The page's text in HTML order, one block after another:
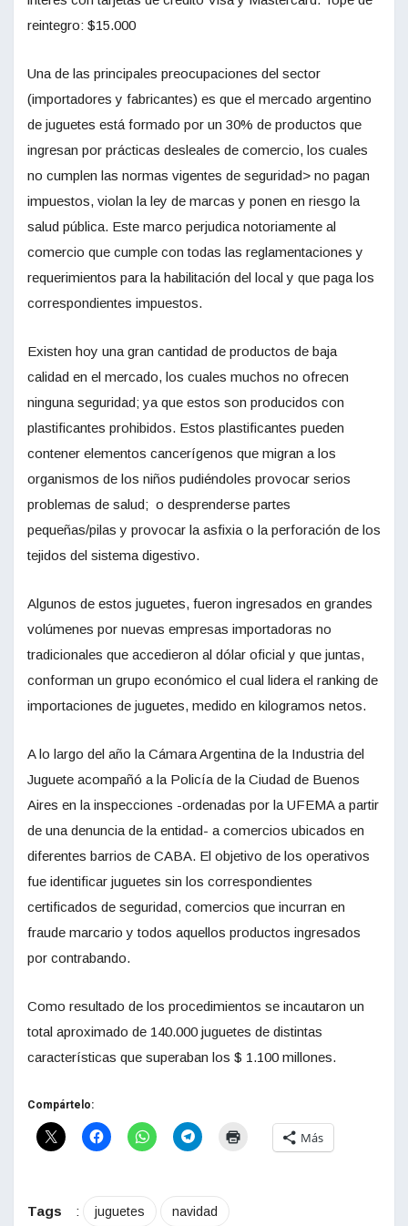
reintegro: $15.000
Una de las principales preocupaciones del sector
(importadores y fabricantes) es que el mercado argentino
de juguetes está formado por un 30% de productos que
ingresan por prácticas desleales de comercio, los cuales
no cumplen las normas vigentes de seguridad> no pagan
impuestos, violan la ley de marcas y ponen en riesgo la
salud pública. Este marco perjudica notoriamente al
comercio que cumple con todas las reglamentaciones y
requerimientos para la habilitación del local y que paga los
correspondientes impuestos.
Existen hoy una gran cantidad de productos de baja
calidad en el mercado, los cuales muchos no ofrecen
ninguna seguridad; ya que estos son producidos con
plastificantes prohibidos. Estos plastificantes pueden
contener elementos cancerígenos que migran a los
organismos de los niños pudiéndoles provocar serios
problemas de salud; o desprenderse partes
pequeñas/pilas y provocar la asfixia o la perforación de los
tejidos del sistema digestivo.
Algunos de estos juguetes, fueron ingresados en grandes
volúmenes por nuevas empresas importadoras no
tradicionales que accedieron al dólar oficial y que juntas,
conforman un grupo económico el cual lidera el ranking de
importaciones de juguetes, medido en kilogramos netos.
A lo largo del año la Cámara Argentina de la Industria del
Juguete acompañó a la Policía de la Ciudad de Buenos
Aires en la inspecciones -ordenadas por la UFEMA a partir
de una denuncia de la entidad- a comercios ubicados en
diferentes barrios de CABA. El objetivo de los operativos
fue identificar juguetes sin los correspondientes
certificados de seguridad, comercios que incurran en
fraude marcario y todos aquellos productos ingresados
por contrabando.
Como resultado de los procedimientos se incautaron un
total aproximado de 140.000 juguetes de distintas
características que superaban los $ 1.100 millones.
Compártelo:
Más
Tags : juguetes navidad